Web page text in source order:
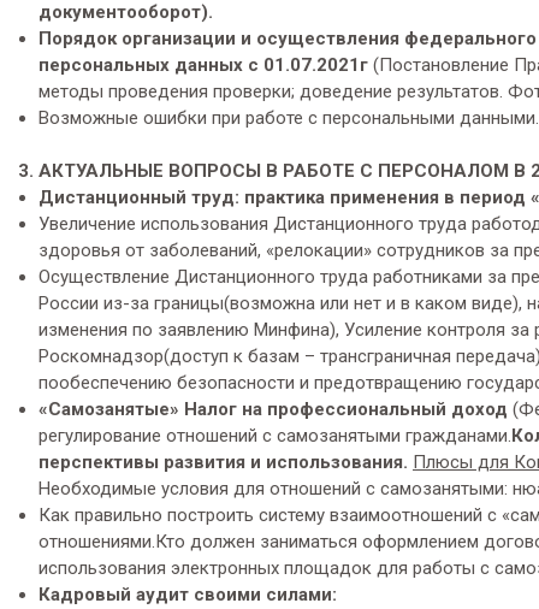
документооборот).
Порядок организации и осуществления
персональных данных с 01.07.2021г (Постановление
методы проведения проверки; доведение результатов.
Возможные ошибки при работе с персональными данными.
3. АКТУАЛЬНЫЕ ВОПРОСЫ В РАБОТЕ С ПЕРСОНАЛОМ В
Дистанционный труд: практика применения в период
Увеличение использования Дистанционного труда
здоровья от заболеваний, «релокации» сотрудников за
Осуществление Дистанционного труда работниками за
России из-за границы(возможна или нет и в каком
изменения по заявлению Минфина), Усиление контроля
Роскомнадзор(доступ к базам – трансграничная
пообеспечению безопасности и предотвращению
«Самозанятые» Налог на профессиональный доход
регулирование отношений с самозанятыми гражданами.
перспективы развития и использования. Плюсы для
Необходимые условия для отношений с самозанятыми:
Как правильно построить систему взаимоотношений с
отношениями.Кто должен заниматься оформлением
использования электронных площадок для работы с
Кадровый аудит своими силами: